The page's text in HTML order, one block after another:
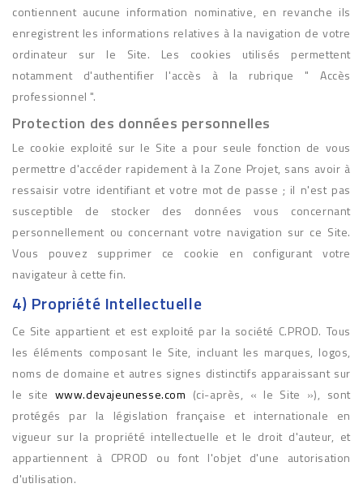
contiennent aucune information nominative, en revanche ils
enregistrent les informations relatives à la navigation de votre
ordinateur sur le Site. Les cookies utilisés permettent
notamment d'authentifier l'accès à la rubrique " Accès
professionnel ".
Protection des données personnelles
Le cookie exploité sur le Site a pour seule fonction de vous
permettre d'accéder rapidement à la Zone Projet, sans avoir à
ressaisir votre identifiant et votre mot de passe ; il n'est pas
susceptible de stocker des données vous concernant
personnellement ou concernant votre navigation sur ce Site.
Vous pouvez supprimer ce cookie en configurant votre
navigateur à cette fin.
4) Propriété Intellectuelle
Ce Site appartient et est exploité par la société C.PROD. Tous
les éléments composant le Site, incluant les marques, logos,
noms de domaine et autres signes distinctifs apparaissant sur
le site www.devajeunesse.com (ci-après, « le Site »), sont
protégés par la législation française et internationale en
vigueur sur la propriété intellectuelle et le droit d'auteur, et
appartiennent à CPROD ou font l'objet d'une autorisation
d'utilisation.